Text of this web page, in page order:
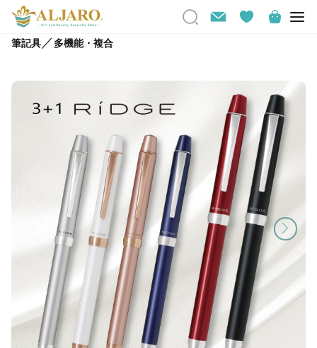
筆記具／ 多機能・複合